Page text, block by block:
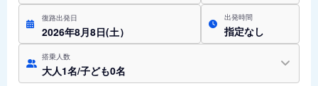
復路出発日
2026年8月8日(土）
出発時間
指定なし
搭乗人数
大人1名/子ども0名